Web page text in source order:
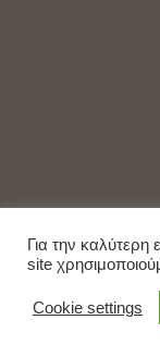
Για την
site
Cookie settings